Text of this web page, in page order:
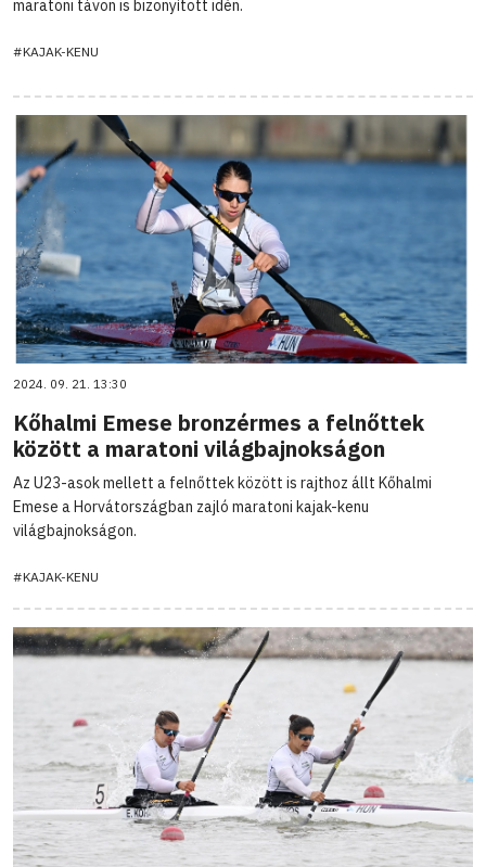
maratoni távon is bizonyított idén.
#KAJAK-KENU
2024. 09. 21. 13:30
Kőhalmi Emese bronzérmes a felnőttek
között a maratoni világbajnokságon
Az U23-asok mellett a felnőttek között is rajthoz állt Kőhalmi
Emese a Horvátországban zajló maratoni kajak-kenu
világbajnokságon.
#KAJAK-KENU